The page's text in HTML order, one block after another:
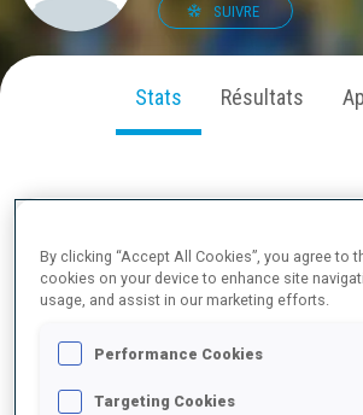
SUIVRE
Stats Résultats
2023/2024
By clicking “Accept All Cookies”, you agree to
cookies on your device to enhance site
usage, and assist in our marketing efforts.
Performance Cookies
Targeting Cookies